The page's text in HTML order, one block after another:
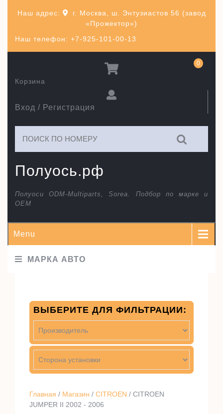
Наш телефон: +7-925-101-00-13
Наш адрес:
г. Москва, ш. Энтузиастов 56 (завод
«Прожектор»)
Полуось.рф
Полуоси ODM-Multiparts, Sorea. Подбор по марке и
ОЕМ
Вход / Регистрация
Корзина
0
Menu
МАРКА АВТО
Главная / Магазин / CITROEN / CITROEN
JUMPER II 2002 - 2006
ВЫБЕРИТЕ ДЛЯ ФИЛЬТРАЦИИ: